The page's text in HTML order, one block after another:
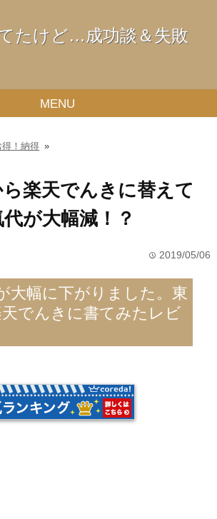
たけど…成功談＆失敗
MENU
得！納得 »
楽天でんきに替えて
が大幅減！？
time 2019/05/06
大幅に下がりました。東
でんきに書てみたレビ